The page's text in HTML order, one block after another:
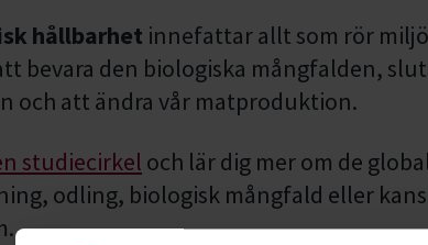
hållbarhet innefattar allt som rör
bevara den biologiska mångfalden,
och att ändra vår matproduktion.
studiecirkel och lär dig mer om de
odling, biologisk mångfald eller